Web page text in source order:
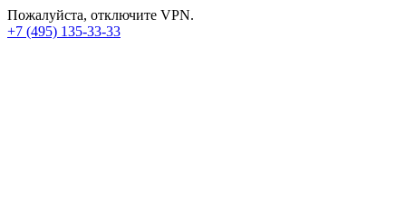
Пожалуйста, отключите VPN.
+7 (495) 135-33-33